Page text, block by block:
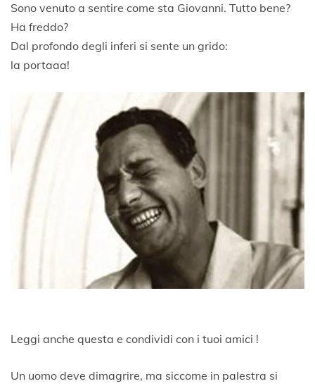
Sono venuto a sentire come sta Giovanni. Tutto bene?
Ha freddo?
Dal profondo degli inferi si sente un grido:
la portaaa!
Leggi anche questa e condividi con i tuoi amici !
Un uomo deve dimagrire, ma siccome in palestra si